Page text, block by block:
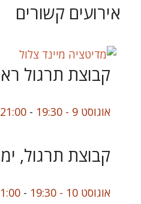
אירועים קשורים
קבוצת תרגול
אוגוסט 9 - 19:30 -
21:00
קבוצת תרגול,
אוגוסט 10 - 19:30 -